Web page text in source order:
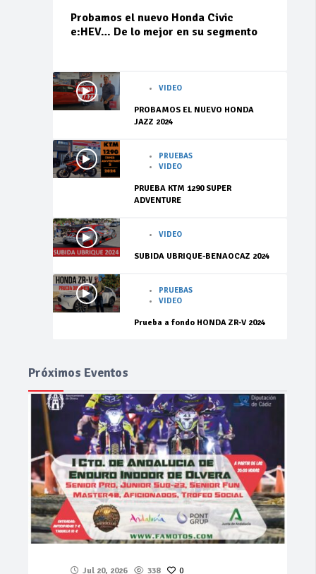
Probamos el nuevo Honda Civic
e:HEV… De lo mejor en su segmento
VIDEO
PROBAMOS EL NUEVO HONDA
JAZZ 2024
PRUEBAS
VIDEO
PRUEBA KTM 1290 SUPER
ADVENTURE
VIDEO
SUBIDA UBRIQUE-BENAOCAZ 2024
PRUEBAS
VIDEO
Prueba a fondo HONDA ZR-V 2024
Próximos Eventos
Jul 20, 2026 338 0